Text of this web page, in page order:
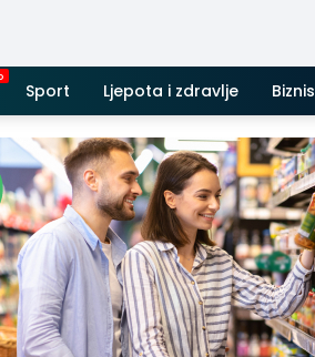
Sport Ljepota i zdravlje Biznis